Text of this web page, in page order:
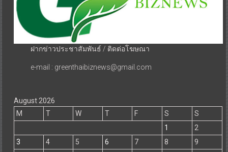
ฝากข่าวประชาสัมพันธ์ / ติดต่อโฆษณา
e-mail : greenthaibiznews@gmail.com
August 2026
M
T W T F S
S
1
2
3
4 5 6 7 8
9